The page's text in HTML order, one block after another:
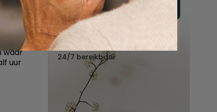
waar
uur
Vul hier uw wensen in
Of bel ons:
088 - 848 82 27
24/7 bereikbaar